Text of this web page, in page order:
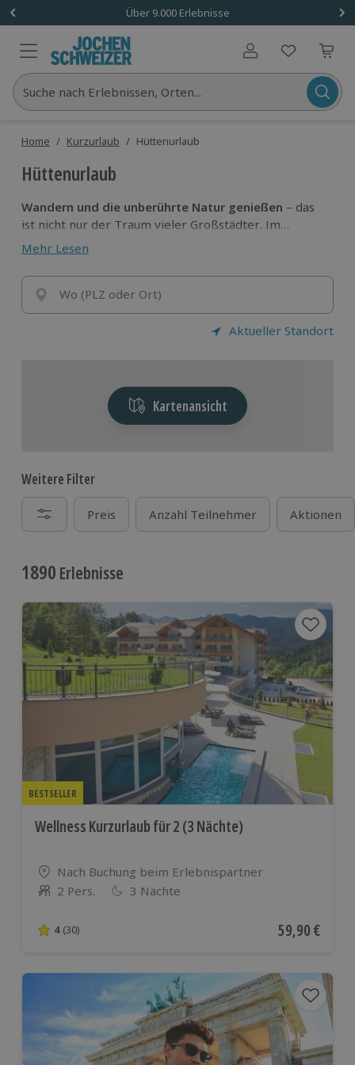
Über 9.000 Erlebnisse
Benutzerkonto
Suche nach Erlebnissen, Orten...
Home / Kurzurlaub / Hüttenurlaub
Hüttenurlaub
Wandern und die unberührte Natur genießen – das
ist nicht nur der Traum vieler Großstädter. Im
Hüttenurlaub mit Jochen Schweizer erlebst du Natur
pur und lässt es dir gleichzeitig bei komfortablem
Service auf höchstem Niveau richtig gutgehen.
Genieße schon bald entspannte Tage in den
schönsten Landschaften Europas!
Mehr Lesen
Wo (PLZ oder Ort)
Aktueller Standort
Kartenansicht
Weitere Filter
Preis Anzahl Teilnehmer Aktionen
1890 Erlebnisse
BESTSELLER
Wellness Kurzurlaub für 2 (3 Nächte)
Standort
Nach Buchung beim Erlebnispartner
Anzahl der Teilnehmer
2 Pers. 3 Nächte
4 von 5 Sternen basierend auf 30 Bewertungen
4 (30) Aktueller
59,90 €